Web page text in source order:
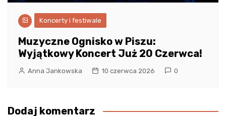
Koncerty i festiwale
Muzyczne Ognisko w Piszu:
Wyjątkowy Koncert Już 20 Czerwca!
Anna Jankowska 10 czerwca 2026 0
Dodaj komentarz